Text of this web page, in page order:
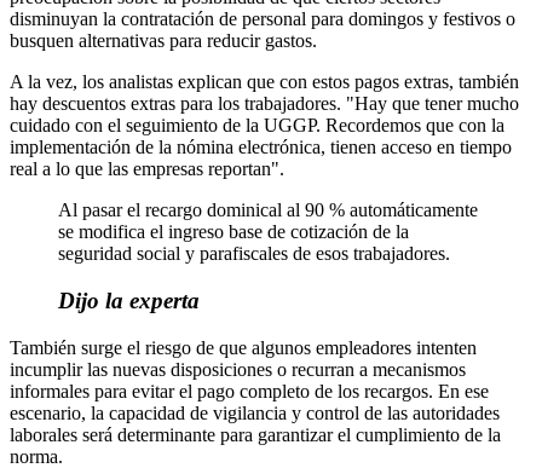
disminuyan la contratación de personal para domingos y festivos o
busquen alternativas para reducir gastos.
A la vez, los analistas explican que con estos pagos extras, también
hay descuentos extras para los trabajadores. "Hay que tener mucho
cuidado con el seguimiento de la UGGP. Recordemos que con la
implementación de la nómina electrónica, tienen acceso en tiempo
real a lo que las empresas reportan".
Al pasar el recargo dominical al 90 % automáticamente
se modifica el ingreso base de cotización de la
seguridad social y parafiscales de esos trabajadores.
Dijo la experta
También surge el riesgo de que algunos empleadores intenten
incumplir las nuevas disposiciones o recurran a mecanismos
informales para evitar el pago completo de los recargos. En ese
escenario, la capacidad de vigilancia y control de las autoridades
laborales será determinante para garantizar el cumplimiento de la
norma.